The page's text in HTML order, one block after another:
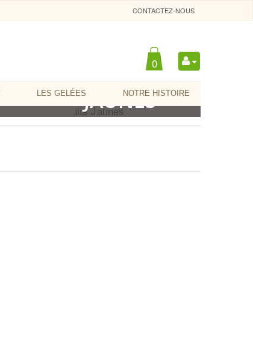
CONTACTEZ-NOUS
0
LES GELÉES NOTRE HISTOIRE
LES FRUITS
JAUNES